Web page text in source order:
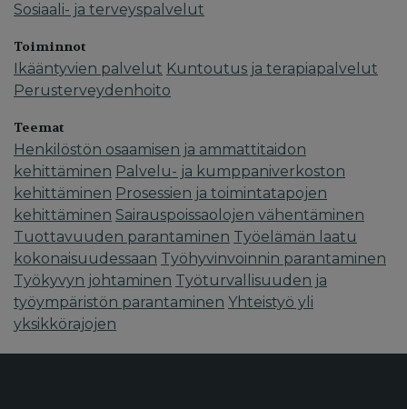
Sosiaali- ja terveyspalvelut
Toiminnot
Ikääntyvien palvelut Kuntoutus ja terapiapalvelut
Perusterveydenhoito
Teemat
Henkilöstön osaamisen ja ammattitaidon
kehittäminen Palvelu- ja kumppaniverkoston
kehittäminen Prosessien ja toimintatapojen
kehittäminen Sairauspoissaolojen vähentäminen
Tuottavuuden parantaminen Työelämän laatu
kokonaisuudessaan Työhyvinvoinnin parantaminen
Työkyvyn johtaminen Työturvallisuuden ja
työympäristön parantaminen Yhteistyö yli
yksikkörajojen